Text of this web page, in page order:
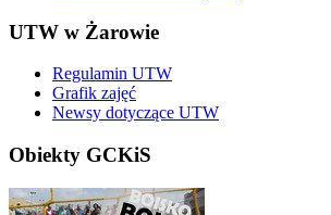
UTW w Żarowie
Regulamin UTW
Grafik zajęć
Newsy dotyczące UTW
Obiekty GCKiS